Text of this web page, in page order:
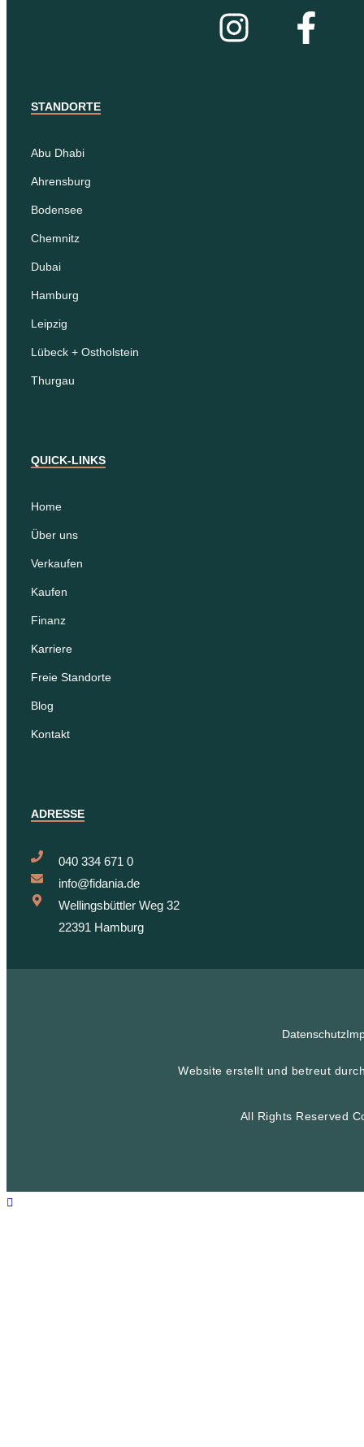
STANDORTE
Abu Dhabi
Ahrensburg
Bodensee
Chemnitz
Dubai
Hamburg
Leipzig
Lübeck + Ostholstein
Thurgau
QUICK-LINKS
Home
Über uns
Verkaufen
Kaufen
Finanz
Karriere
Freie Standorte
Blog
Kontakt
ADRESSE
040 334 671 0
info@fidania.de
Wellingsbüttler Weg 32
22391 Hamburg
Datenschutz
Website erstellt und betreut
All Rights Reserved